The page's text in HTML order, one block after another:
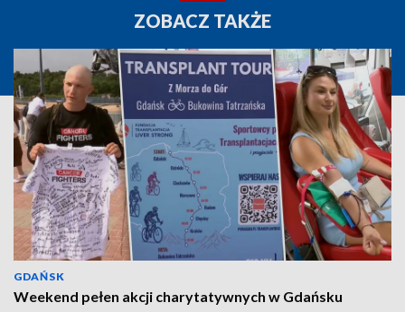
ZOBACZ TAKŻE
GDAŃSK
Weekend pełen akcji charytatywnych w Gdańsku